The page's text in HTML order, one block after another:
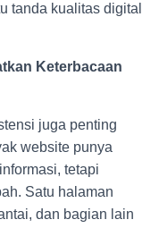
tanda kualitas digital
Keterbacaan
juga penting
website punya
tetapi
Satu halaman
dan bagian lain